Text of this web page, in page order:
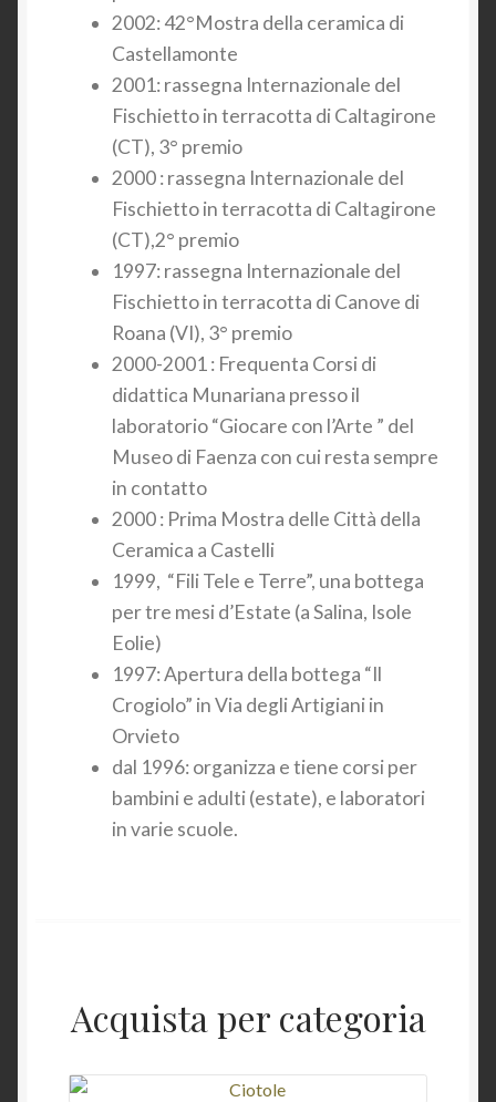
2002: 42°Mostra della ceramica di
Castellamonte
2001: rassegna Internazionale del
Fischietto in terracotta di Caltagirone
(CT), 3° premio
2000 : rassegna Internazionale del
Fischietto in terracotta di Caltagirone
(CT),2° premio
1997: rassegna Internazionale del
Fischietto in terracotta di Canove di
Roana (VI), 3° premio
2000-2001 : Frequenta Corsi di
didattica Munariana presso il
laboratorio “Giocare con l’Arte ” del
Museo di Faenza con cui resta sempre
in contatto
2000 : Prima Mostra delle Città della
Ceramica a Castelli
1999, “Fili Tele e Terre”, una bottega
per tre mesi d’Estate (a Salina, Isole
Eolie)
1997: Apertura della bottega “Il
Crogiolo” in Via degli Artigiani in
Orvieto
dal 1996: organizza e tiene corsi per
bambini e adulti (estate), e laboratori
in varie scuole.
Acquista per categoria